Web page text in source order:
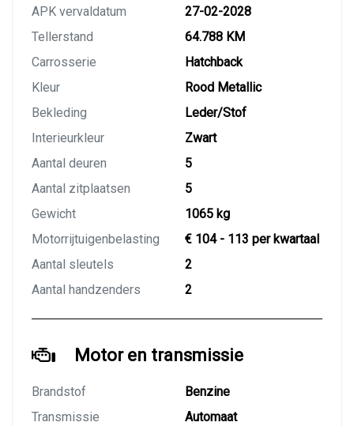
APK vervaldatum
27-02-2028
Tellerstand
64.788 KM
Carrosserie
Hatchback
Kleur
Rood Metallic
Bekleding
Leder/Stof
Interieurkleur
Zwart
Aantal deuren
5
Aantal zitplaatsen
5
Gewicht
1065 kg
Motorrijtuigenbelasting
€ 104 - 113 per kwartaal
Aantal sleutels
2
Aantal handzenders
2
Motor en transmissie
Brandstof
Benzine
Transmissie
Automaat